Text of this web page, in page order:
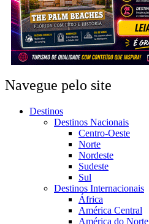
Navegue pelo site
Destinos
Destinos Nacionais
Centro-Oeste
Norte
Nordeste
Sudeste
Sul
Destinos Internacionais
África
América Central
América do Norte